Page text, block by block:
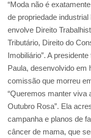
“Moda não é
de propriedade
envolve Direito
Tributário, Direito do
Imobiliário”. A
Paula, desenvolvido em
comissão que morreu
“Queremos manter viva
Outubro Rosa”. Ela
campanha e planos de
câncer de mama, que